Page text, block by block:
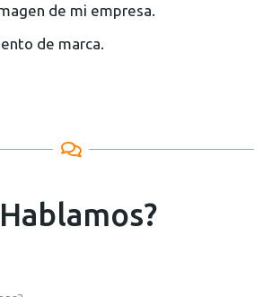
de mi empresa.
de marca.